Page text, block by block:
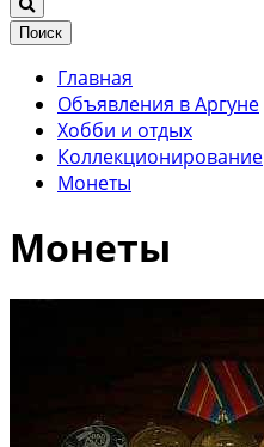
Поиск
Главная
Объявления в Аргуне
Хобби и отдых
Коллекционирование
Монеты
Монеты